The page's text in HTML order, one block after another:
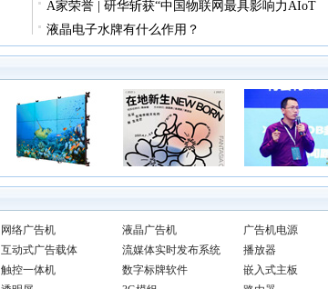
A家荣誉 | 研华斩获“中国物联网最具影响力AIoT
液晶电子水牌有什么作用？
网络广告机 液晶广告机
广告机电源
互动式广告载体 流媒体实时发布系统
播放器
触控一体机 数字标牌软件
嵌入式主板